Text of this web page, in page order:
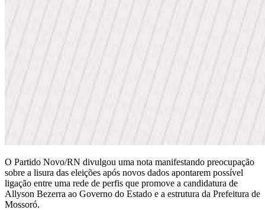
O Partido Novo/RN divulgou uma nota manifestando preocupação
sobre a lisura das eleições após novos dados apontarem possível
ligação entre uma rede de perfis que promove a candidatura de
Allyson Bezerra ao Governo do Estado e a estrutura da Prefeitura de
Mossoró.